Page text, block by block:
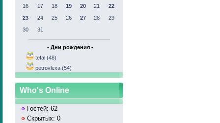
16
17 18 19 20 21
22
23
24 25 26 27 28
29
30
31
- Дни рождения -
tefal (48)
petrovlexa (54)
Who's Online
Гостей: 62
Скрытых: 0